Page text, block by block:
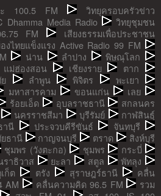
ะ 100.5 FM
วิทยุครอบครัวข่าว
Dhamma Media Radio
วิทยุชุมชน
FM
เสียงธรรมเพื่อประชาชน
งไทยแข็งแรง Active Radio 99 FM
น่าน ลำปาง
พิษณุโลก
แม่ฮ่องสอน เชียงราย
ตาก
ลำพูน พิจิตร
พะเยา
มหาสารคาม ขอนแก่น
เลย
ร้อยเอ็ด อุบลราชธานี
สกลนคร
นครราชสีมา บุรีรัมย์
กาฬสินธุ์
านี ประจวบคีรีขันธ์
จันทบุรี
ธานี กาญจนบุรี ตราด
สิงห์บุรี
ชุมพร (วังตะกอ) ชุมพร
กระบี่
ราธิวาส ยะลา สตูล
พัทลุง
ก็ต ตรัง สุราษฎร์ธานี
คลื่น
AM
คลื่นความคิด 96.5 FM
รวม